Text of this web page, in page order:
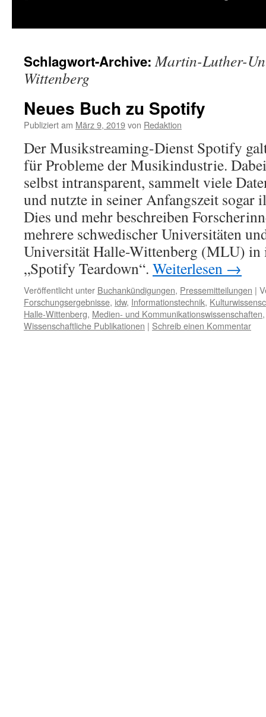
Schlagwort-Archive:Martin-Luther-
Wittenberg
Neues Buch zu Spotify
Publiziert am März 9, 2019von Redaktion
Der Musikstreaming-Dienst Spotify
für Probleme der Musikindustrie.
selbst intransparent, sammelt viele
und nutzte in seiner Anfangszeit sogar
Dies und mehr beschreiben
mehrere schwedischer Universitäten
Universität Halle-Wittenberg (MLU) in
„Spotify Teardown“. Weiterlesen →
Veröffentlicht unter Buchankündigungen, Pressemitteilungen |
Forschungsergebnisse, idw, Informationstechnik,
Halle-Wittenberg, Medien- und Kommunikationswissenschaften
Wissenschaftliche Publikationen | Schreib einen Kommentar